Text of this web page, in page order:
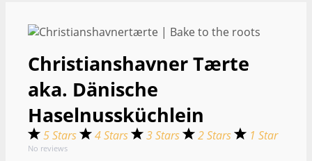
Christianshavner Tærte
aka. Dänische
Haselnussküchlein
5 Stars 4 Stars 3 Stars 2 Stars 1 Star
No reviews